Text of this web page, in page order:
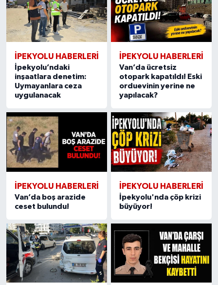
İPEKYOLU HABERLERİ
İpekyolu’ndaki
inşaatlara denetim:
Uymayanlara ceza
uygulanacak
İPEKYOLU HABERLERİ
Van’da ücretsiz
otopark kapatıldı! Eski
orduevinin yerine ne
yapılacak?
İPEKYOLU HABERLERİ
Van’da boş arazide
ceset bulundu!
İPEKYOLU HABERLERİ
İpekyolu'nda çöp krizi
büyüyor!